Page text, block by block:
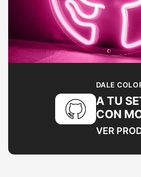
DALE
A TU
CON
VER